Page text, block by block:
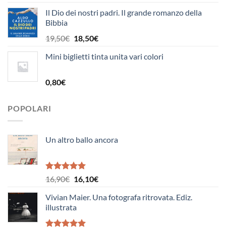
originale
5,00€.
attuale
4,80€.
Il Dio dei nostri padri. Il grande romanzo della
Bibbia
19,50€ Il
originale
18,50€Il
attuale
Mini biglietti tinta unita vari colori
0,80€
POPOLARI
Un altro ballo ancora
Valutato
5.00
16,90€ Il
originale
era:
16,90€.
16,10€Il
attuale
Vivian Maier. Una fotografa ritrovata. Ediz.
illustrata